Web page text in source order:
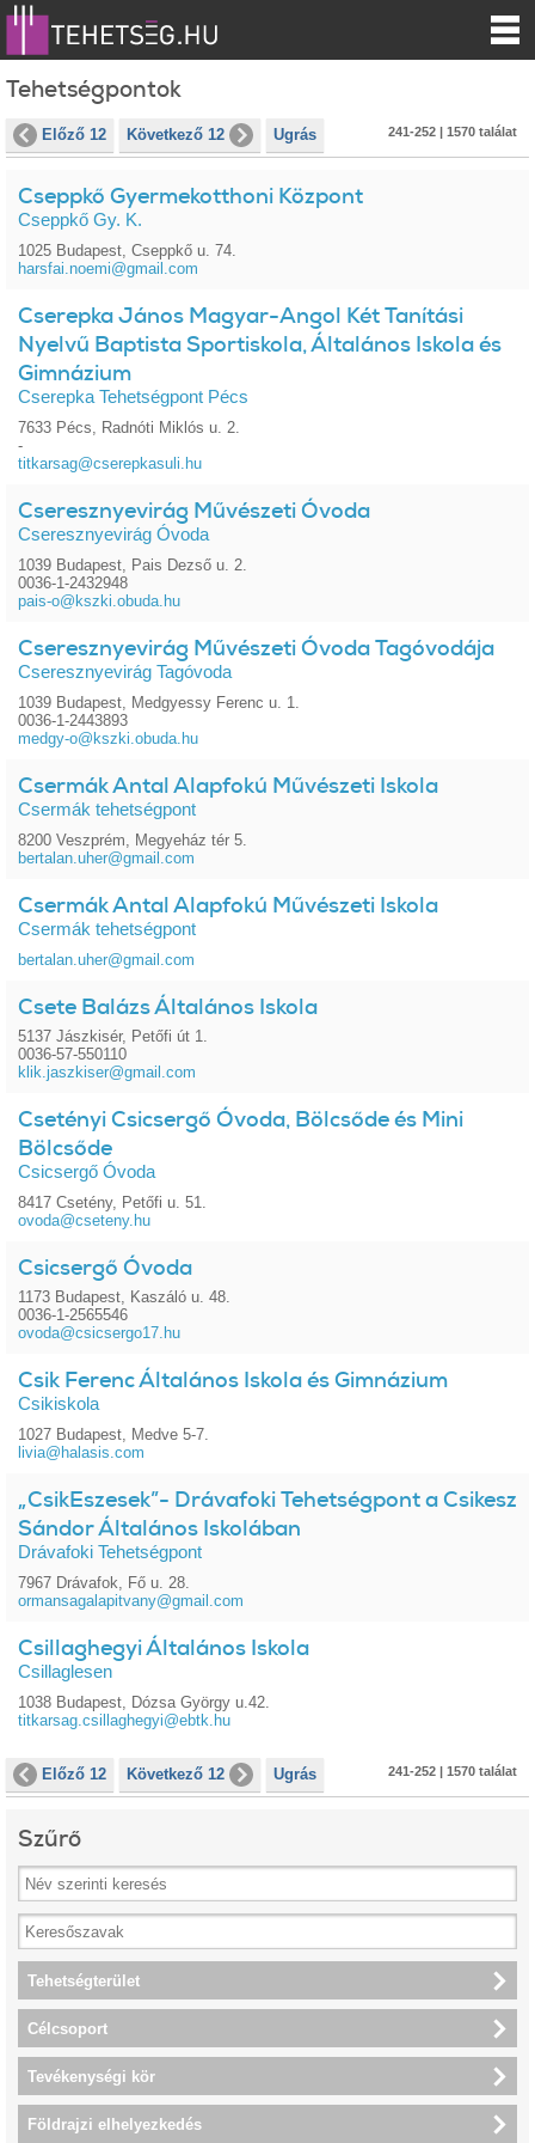
Tehetségpontok
Előző 12 Következő 12 Ugrás 241-252 | 1570 találat
Cseppkő Gyermekotthoni Központ
Cseppkő Gy. K.
1025 Budapest, Cseppkő u. 74.
harsfai.noemi@gmail.com
Cserepka János Magyar-Angol Két Tanítási
Nyelvű Baptista Sportiskola, Általános Iskola és
Gimnázium
Cserepka Tehetségpont Pécs
7633 Pécs, Radnóti Miklós u. 2.
-
titkarsag@cserepkasuli.hu
Cseresznyevirág Művészeti Óvoda
Cseresznyevirág Óvoda
1039 Budapest, Pais Dezső u. 2.
0036-1-2432948
pais-o@kszki.obuda.hu
Cseresznyevirág Művészeti Óvoda Tagóvodája
Cseresznyevirág Tagóvoda
1039 Budapest, Medgyessy Ferenc u. 1.
0036-1-2443893
medgy-o@kszki.obuda.hu
Csermák Antal Alapfokú Művészeti Iskola
Csermák tehetségpont
8200 Veszprém, Megyeház tér 5.
bertalan.uher@gmail.com
Csermák Antal Alapfokú Művészeti Iskola
Csermák tehetségpont
bertalan.uher@gmail.com
Csete Balázs Általános Iskola
5137 Jászkisér, Petőfi út 1.
0036-57-550110
klik.jaszkiser@gmail.com
Csetényi Csicsergő Óvoda, Bölcsőde és Mini
Bölcsőde
Csicsergő Óvoda
8417 Csetény, Petőfi u. 51.
ovoda@cseteny.hu
Csicsergő Óvoda
1173 Budapest, Kaszáló u. 48.
0036-1-2565546
ovoda@csicsergo17.hu
Csik Ferenc Általános Iskola és Gimnázium
Csikiskola
1027 Budapest, Medve 5-7.
livia@halasis.com
„CsikEszesek”- Drávafoki Tehetségpont a Csikesz
Sándor Általános Iskolában
Drávafoki Tehetségpont
7967 Drávafok, Fő u. 28.
ormansagalapitvany@gmail.com
Csillaghegyi Általános Iskola
Csillaglesen
1038 Budapest, Dózsa György u.42.
titkarsag.csillaghegyi@ebtk.hu
Előző 12 Következő 12 Ugrás 241-252 | 1570 találat
Szűrő
Tehetségterület
Célcsoport
Tevékenységi kör
Földrajzi elhelyezkedés